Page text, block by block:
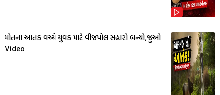
મોતના આતંક વચ્ચે યુવક માટે વીજપોલ સહારો બન્યો,જુઓ
Video